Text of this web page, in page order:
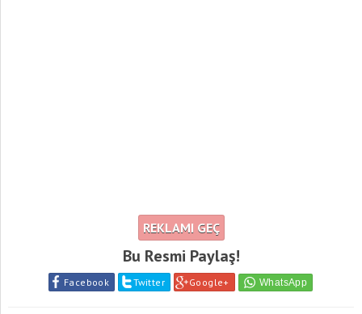
REKLAMI GEÇ
Bu Resmi Paylaş!
Facebook Twitter Google+